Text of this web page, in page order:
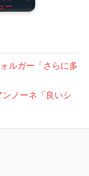
ー
ルガー「さらに多
ノーネ「良いシ